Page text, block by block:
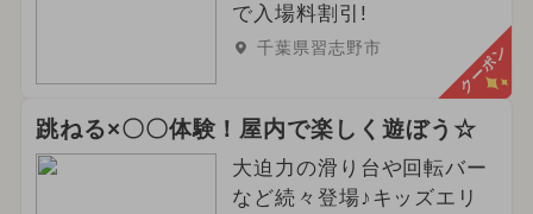
で入場料割引!
千葉県習志野市 クーポン
跳ねる×〇〇体験！屋内で楽しく遊ぼう☆
大迫力の滑り台や回転バー
など続々登場♪キッズエリ